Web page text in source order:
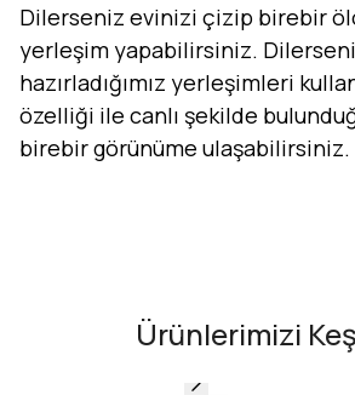
Dilerseniz evinizi çizip birebir
yerleşim yapabilirsiniz.
hazırladığımız yerleşimleri
özelliği ile canlı şekilde
birebir görünüme ulaşabilirsiniz.
Tasarıma Başla
Ürünlerimizi